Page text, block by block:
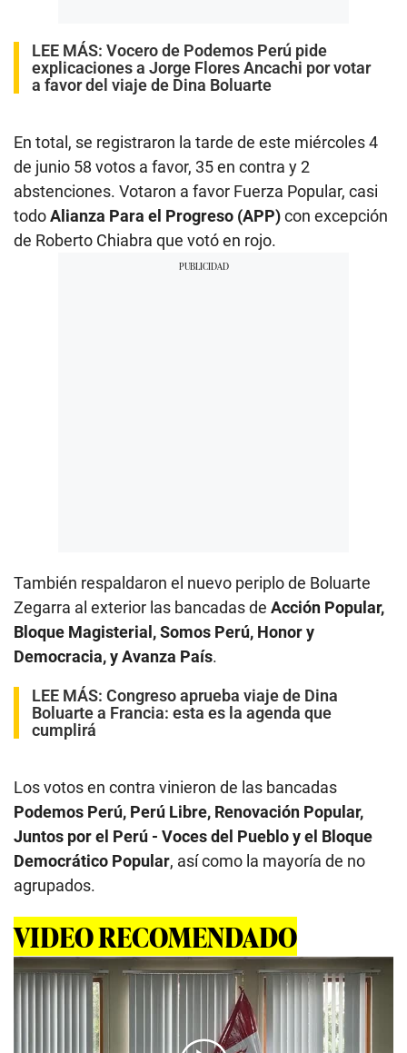
LEE MÁS: Vocero de Podemos Perú pide
explicaciones a Jorge Flores Ancachi por votar
a favor del viaje de Dina Boluarte
En total, se registraron la tarde de este miércoles 4
de junio 58 votos a favor, 35 en contra y 2
abstenciones. Votaron a favor Fuerza Popular, casi
todoAlianza Para el Progreso (APP)con excepción
de Roberto Chiabra que votó en rojo.
También respaldaron el nuevo periplo de Boluarte
Zegarra al exterior las bancadas de Acción Popular,
Bloque Magisterial, Somos Perú, Honor y
Democracia, y Avanza País.
LEE MÁS: Congreso aprueba viaje de Dina
Boluarte a Francia: esta es la agenda que
cumplirá
Los votos en contra vinieron de las bancadas
Podemos Perú, Perú Libre, Renovación Popular,
Juntos por el Perú - Voces del Pueblo y el Bloque
Democrático Popular, así como la mayoría de no
agrupados.
VIDEO RECOMENDADO